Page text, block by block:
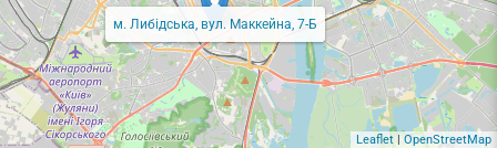
м. Либідська, вул. Маккейна, 7-Б
Leaflet| OpenStreetMap